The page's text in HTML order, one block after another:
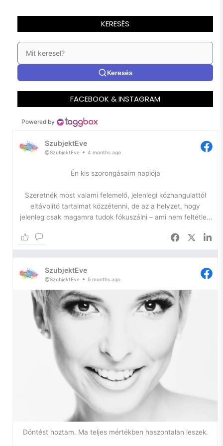
KERESÉS
Keresés
FACEBOOK & INSTAGRAM
Powered by
SzubjektEve
@SzubjektEve 4 months ago
Én kis szorongásaim naplója
Szeretnék most valami felemelő, jelenlegi közhangulattól
eltávolító tartalmat közzétenni, de az a helyzet, hogy
jelenleg csak magamra tudok fókuszálni – ami nem feltétlen
hogy naplózzam a lelkem, hátha ennyivel is sikerül
elhallgattatnom a belső hangokat.
Szóval, szorongás.
Ilyen vagyok én. Egy ideje azon gondolkodom, hogy – bár
nem szeretem a diagnózist, hiszen a szó maga is már egy
negatív háttérjelentést hordoz – szükségem lenne arra, hogy
tudjam, mi a gond velem.
Miért vagyok egy két lábon járó szorongás. Gyakorlatilag
gyerekkorom óta. Miért van az, hogy nem tudok örülni
pusztán a napfénynek, vagy egy katicabogárnak, miért
tiszavirág-életűek az örömök az életemben.
Miért nem tudok a seggemen megülni, pihenni, önostorozás
SzubjektEve
@SzubjektEve 5 months ago
Döntést hoztam. Ma teljes mértékben haszontalan leszek.